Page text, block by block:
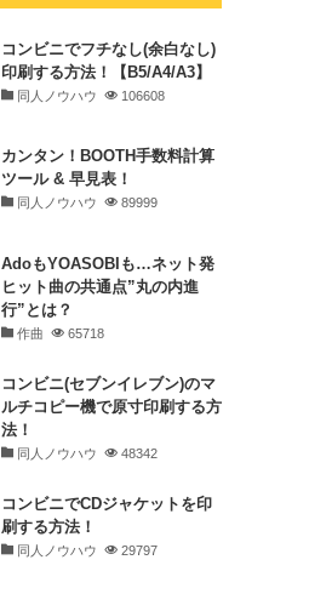
コンビニでフチなし(余白なし)
印刷する方法！【B5/A4/A3】
同人ノウハウ 106608
カンタン！BOOTH手数料計算
ツール & 早見表！
同人ノウハウ 89999
AdoもYOASOBIも…ネット発
ヒット曲の共通点”丸の内進
行”とは？
作曲 65718
コンビニ(セブンイレブン)のマ
ルチコピー機で原寸印刷する方
法！
同人ノウハウ 48342
コンビニでCDジャケットを印
刷する方法！
同人ノウハウ 29797